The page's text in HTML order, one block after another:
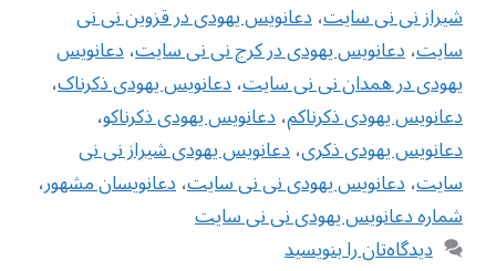
شیراز نی نی سایت،دعانویس یهودی در قزوین نی نی
سایت،دعانویس یهودی در کرج نی نی سایت،دعانویس
یهودی در همدان نی نی سایت،دعانویس یهودی ذکرناک،
دعانویس یهودی ذکرناکم،دعانویس یهودی ذکرناکو،
دعانویس یهودی ذکری،دعانویس یهودی شیراز نی نی
سایت،دعانویس یهودی نی نی سایت،دعانویسان مشهور،
شماره دعانویس یهودی نی نی سایت
دیدگاه‌تان را بنویسید